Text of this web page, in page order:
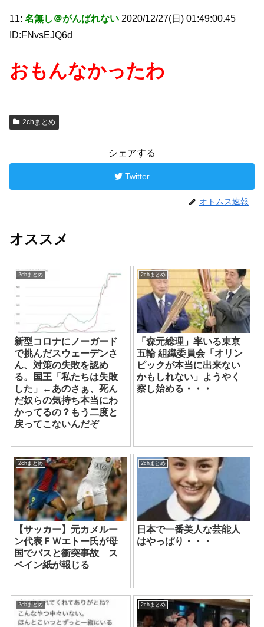
11: 名無し＠がんばれない 2020/12/27(日) 01:49:00.45
ID:FNvsEJQ6d
おもんなかったわ
2chまとめ
シェアする
Twitter
オトムス速報
オススメ
2chまとめ
新型コロナにノーガード
で挑んだスウェーデンさ
ん、対策の失敗を認め
る。国王「私たちは失敗
した」←あのさぁ、死ん
だ奴らの気持ち本当にわ
かってるの？もう二度と
戻ってこないんだぞ
2chまとめ
「森元総理」率いる東京
五輪 組織委員会「オリン
ピックが本当に出来ない
かもしれない」ようやく
察し始める・・・
2chまとめ
【サッカー】元カメルー
ン代表ＦＷエトー氏が母
国でバスと衝突事故 ス
ペイン紙が報じる
2chまとめ
日本で一番美人な芸能人
はやっぱり・・・
2chまとめ 2chまとめ